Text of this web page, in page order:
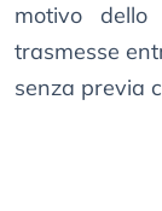
motivo
trasmesse
senza previa